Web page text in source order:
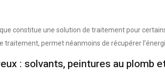
constitue une solution de traitement pour
traitement, permet néanmoins de récupérer
: solvants, peintures au plomb